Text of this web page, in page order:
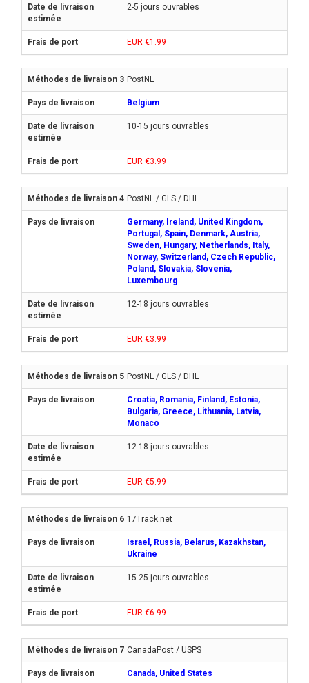
2-5 jours ouvrables
EUR €1.99
PostNL
Belgium
10-15 jours ouvrables
EUR €3.99
PostNL / GLS / DHL
Germany, Ireland, United Kingdom,
Portugal, Spain, Denmark, Austria,
Sweden, Hungary, Netherlands, Italy,
Norway, Switzerland, Czech Republic,
Poland, Slovakia, Slovenia,
Luxembourg
12-18 jours ouvrables
EUR €3.99
PostNL / GLS / DHL
Croatia, Romania, Finland, Estonia,
Bulgaria, Greece, Lithuania, Latvia,
Monaco
12-18 jours ouvrables
EUR €5.99
17Track.net
Israel, Russia, Belarus, Kazakhstan,
Ukraine
15-25 jours ouvrables
EUR €6.99
CanadaPost / USPS
Canada, United States